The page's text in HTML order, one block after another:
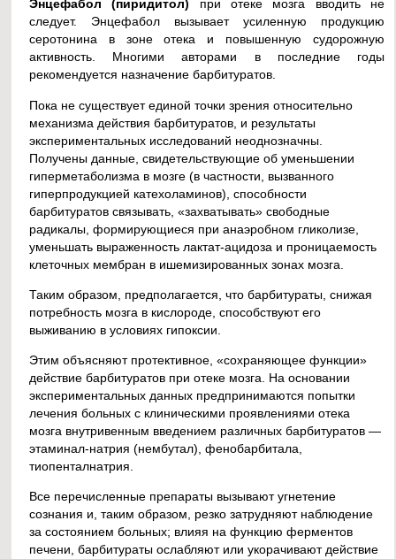
Энцефабол (пиридитол) при отеке мозга вводить не
следует. Энцефабол вызывает усиленную продукцию
серотонина в зоне отека и повышенную судорожную
активность. Многими авторами в последние годы
рекомендуется назначение барбитуратов.
Пока не существует единой точки зрения относительно
механизма действия барбитуратов, и результаты
экспериментальных исследований неоднозначны.
Получены данные, свидетельствующие об уменьшении
гиперметаболизма в мозге (в частности, вызванного
гиперпродукцией катехоламинов), способности
барбитуратов связывать, «захватывать» свободные
радикалы, формирующиеся при анаэробном гликолизе,
уменьшать выраженность лактат-ацидоза и проницаемость
клеточных мембран в ишемизированных зонах мозга.
Таким образом, предполагается, что барбитураты, снижая
потребность мозга в кислороде, способствуют его
выживанию в условиях гипоксии.
Этим объясняют протективное, «сохраняющее функции»
действие барбитуратов при отеке мозга. На основании
экспериментальных данных предпринимаются попытки
лечения больных с клиническими проявлениями отека
мозга внутривенным введением различных барбитуратов —
этаминал-натрия (нембутал), фенобарбитала,
тиопенталнатрия.
Все перечисленные препараты вызывают угнетение
сознания и, таким образом, резко затрудняют наблюдение
за состоянием больных; влияя на функцию ферментов
печени, барбитураты ослабляют или укорачивают действие